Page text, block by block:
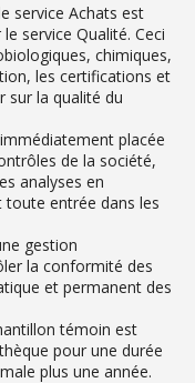
service Achats est
service Qualité. Ceci
chimiques,
les certifications et
sur la qualité du
placée
de la société,
analyses en
entrée dans les
gestion
la conformité des
et permanent des
témoin est
pour une durée
plus une année.